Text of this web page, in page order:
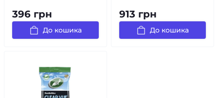
396 грн
До кошика
913 грн
До кошика